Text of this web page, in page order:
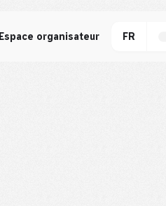
Espace organisateur FR